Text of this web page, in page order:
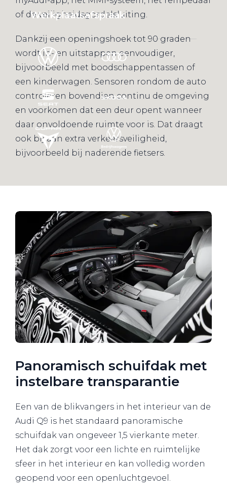
Werkplaatsafspraak
of de veiligheidsgordelsluiting.
Dankzij een openingshoek tot 90 graden
wordt in- en uitstappen eenvoudiger,
bijvoorbeeld met boodschappentassen of
een kinderwagen. Sensoren rondom de auto
controleren bovendien continu de omgeving
en voorkomen dat een deur opent wanneer
daar onvoldoende ruimte voor is. Dat draagt
ook bij aan extra verkeersveiligheid,
bijvoorbeeld bij naderende fietsers.
Panoramisch schuifdak met
instelbare transparantie
Een van de blikvangers in het interieur van de
Audi Q9 is het standaard panoramische
schuifdak van ongeveer 1,5 vierkante meter.
Het dak zorgt voor een lichte en ruimtelijke
sfeer in het interieur en kan volledig worden
geopend voor een openluchtgevoel.